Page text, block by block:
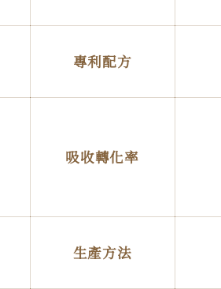
專利配方
吸收轉化率
生產方法